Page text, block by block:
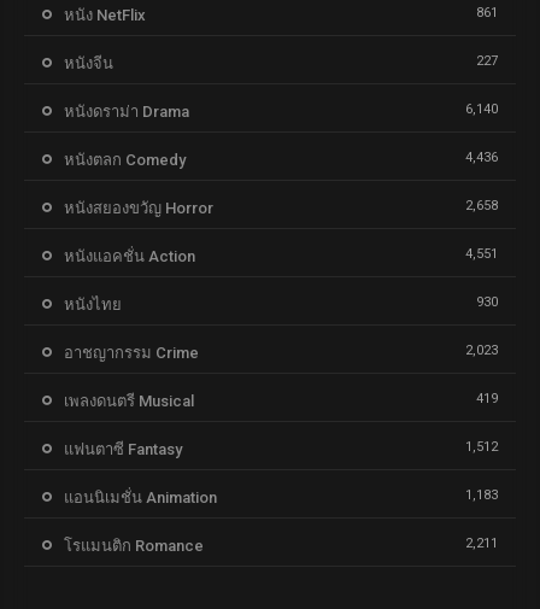
หนัง NetFlix 861
หนังจีน 227
หนังดราม่า Drama 6,140
หนังตลก Comedy 4,436
หนังสยองขวัญ Horror 2,658
หนังแอคชั่น Action 4,551
หนังไทย 930
อาชญากรรม Crime 2,023
เพลงดนตรี Musical 419
แฟนตาซี Fantasy 1,512
แอนนิเมชั่น Animation 1,183
โรแมนติก Romance 2,211